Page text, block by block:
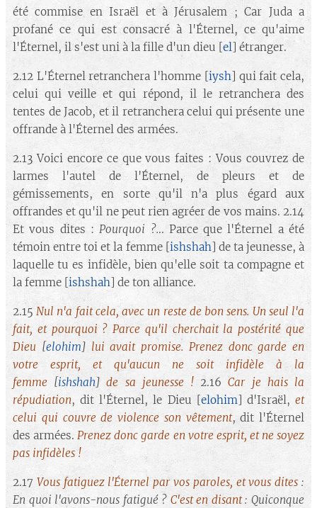
été commise en Israël et à Jérusalem ; Car Juda a
profané ce qui est consacré à l'Éternel, ce qu'aime
l'Éternel, il s'est uni à la fille d'un dieu [el] étranger.
2.12 L'Éternel retranchera l'homme [iysh] qui fait cela,
celui qui veille et qui répond, il le retranchera des
tentes de Jacob, et il retranchera celui qui présente une
offrande à l'Éternel des armées.
2.13 Voici encore ce que vous faites : Vous couvrez de
larmes l'autel de l'Éternel, de pleurs et de
gémissements, en sorte qu'il n'a plus égard aux
offrandes et qu'il ne peut rien agréer de vos mains. 2.14
Et vous dites :Pourquoi ?... Parce que l'Éternel a été
témoin entre toi et la femme [ishshah] de ta jeunesse, à
laquelle tu es infidèle, bien qu'elle soit ta compagne et
la femme [ishshah] de ton alliance.
2.15Nul n'a fait cela, avec un reste de bon sens. Un seul l'a
fait, et pourquoi ? Parce qu'il cherchait la postérité que
Dieu [elohim] lui avait promise. Prenez donc garde en
votre esprit, et qu'aucun ne soit infidèle à la
femme [ishshah]de sa jeunesse ! 2.16Car je hais la
répudiation, dit l'Éternel, le Dieu [elohim] d'Israël,et
celui qui couvre de violence son vêtement, dit l'Éternel
des armées.Prenez donc garde en votre esprit, et ne soyez
pas infidèles !
2.17 Vous fatiguez l'Éternel par vos paroles, et vous dites:
En quoi l'avons-nous fatigué ? C'est en disant: Quiconque